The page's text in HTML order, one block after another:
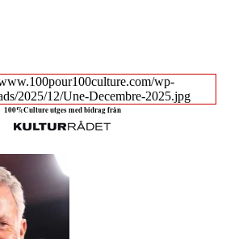
100%Culture utges med bidrag från